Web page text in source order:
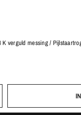
K verguld messing /